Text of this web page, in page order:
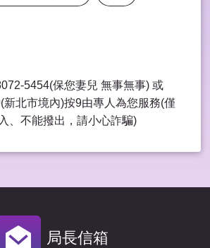
5454(保您妻兒 無事無事) 或
新北市境內)按9由專⼈為您服務(僅
、不能撥出，請⼩⼼詐騙)
局長信箱